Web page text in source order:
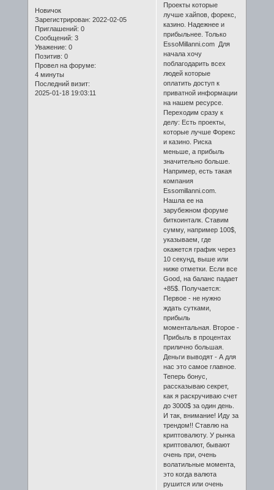
Новичок
Зарегистрирован: 2022-02-05
Приглашений: 0
Сообщений: 3
Уважение: 0
Позитив: 0
Провел на форуме:
4 минуты
Последний визит:
2025-01-18 19:03:11
Проекты которые
лучше хайпов, форекс,
казино. Надежнее и
прибыльнее. Только
EssoMillanni.com Для
начала хочу
поблагодарить всех
людей которые
оплатить доступ к
приватной информации
на нашем ресурсе.
Переходим сразу к
делу: Есть проекты,
которые лучше Форекс
и казино. Риска
меньше, а прибыль
значительно больше.
Например, есть такая
компания
Essomillanni.com.
Нашла ее на
зарубежном форуме
биткоинталк. Ставим
сумму, например 100$,
указываем, где
окажется график через
10 секунд, выше или
ниже отметки. Если все
Good, на баланс падает
+85$. Получается:
Первое - не нужно
ждать сутками,
прибыль
моментальная. Второе -
Прибыль в процентах
прилично большая.
Деньги выводят - А для
нас это самое главное.
Теперь бонус,
рассказываю секрет,
как я раскручиваю счет
до 3000$ за один день.
И так, внимание! Иду за
трендом!! Ставлю на
криптовалюту. У рынка
криптовалют, бывают
очень при, очень
волатильные момента,
это когда валюта
рушится или очень